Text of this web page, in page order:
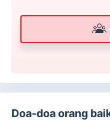
harapan Ibu Herawati
Doa-doa orang